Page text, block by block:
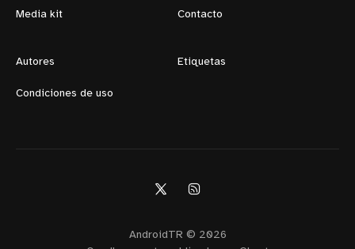
Media kit Contacto
Autores Etiquetas
Condiciones de uso
AndroidTR © 2026